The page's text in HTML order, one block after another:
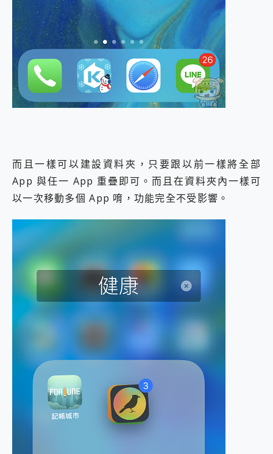
而且一樣可以建設資料夾，只要跟以前一樣將全部
App 與任一 App 重疊即可。而且在資料夾內一樣可
以一次移動多個 App 唷，功能完全不受影響。